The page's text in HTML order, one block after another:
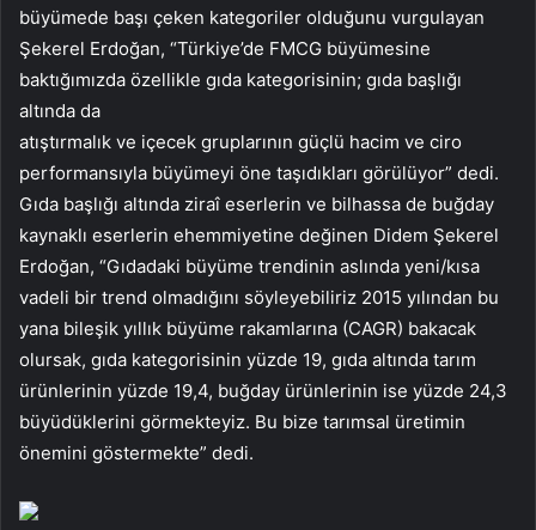
büyümede başı çeken kategoriler olduğunu vurgulayan
Şekerel Erdoğan, “Türkiye’de FMCG büyümesine
baktığımızda özellikle gıda kategorisinin; gıda başlığı
altında da
atıştırmalık ve içecek gruplarının güçlü hacim ve ciro
performansıyla büyümeyi öne taşıdıkları görülüyor” dedi.
Gıda başlığı altında ziraî eserlerin ve bilhassa de buğday
kaynaklı eserlerin ehemmiyetine değinen Didem Şekerel
Erdoğan, “Gıdadaki büyüme trendinin aslında yeni/kısa
vadeli bir trend olmadığını söyleyebiliriz 2015 yılından bu
yana bileşik yıllık büyüme rakamlarına (CAGR) bakacak
olursak, gıda kategorisinin yüzde 19, gıda altında tarım
ürünlerinin yüzde 19,4, buğday ürünlerinin ise yüzde 24,3
büyüdüklerini görmekteyiz. Bu bize tarımsal üretimin
önemini göstermekte” dedi.